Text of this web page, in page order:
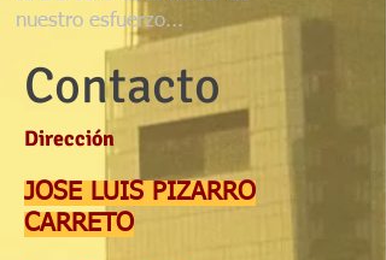
nuestro esfuerzo...
Contacto
Dirección
JOSE LUIS PIZARRO
CARRETO